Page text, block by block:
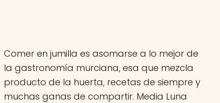
Comer en jumilla es asomarse a lo mejor de
la gastronomía murciana, esa que mezcla
producto de la huerta, recetas de siempre y
muchas ganas de compartir. Media Luna